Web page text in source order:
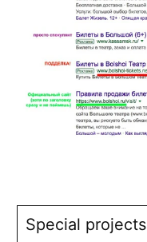
Special projects